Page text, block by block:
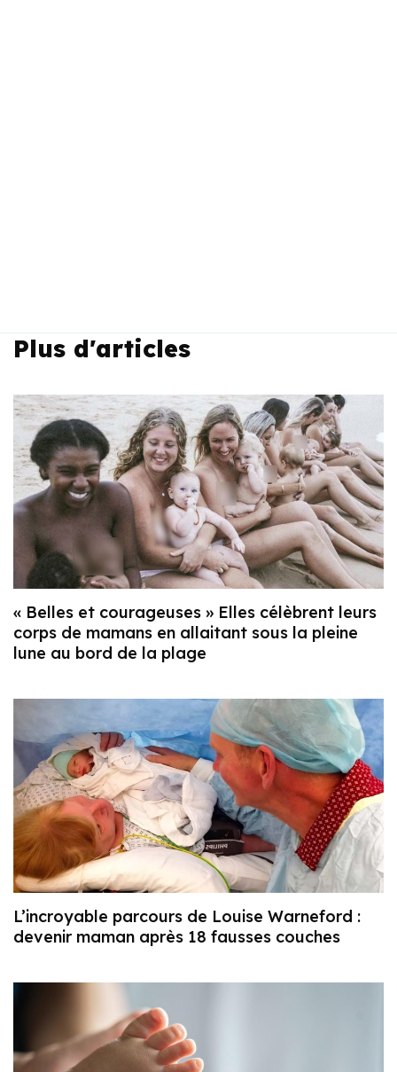
Plus d'articles
« Belles et courageuses » Elles célèbrent leurs
corps de mamans en allaitant sous la pleine
lune au bord de la plage
L’incroyable parcours de Louise Warneford :
devenir maman après 18 fausses couches